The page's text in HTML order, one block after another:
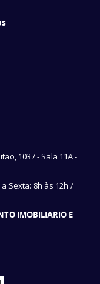
1037 - Sala 11A -
Sexta: 8h às 12h /
IMOBILIARIO E